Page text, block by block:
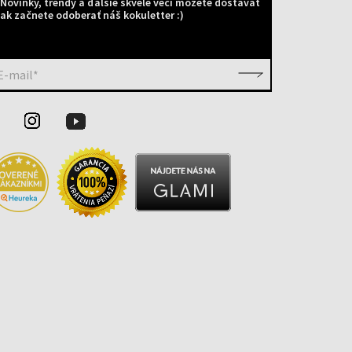
ak začnete odoberať náš kokuletter :)
mail*